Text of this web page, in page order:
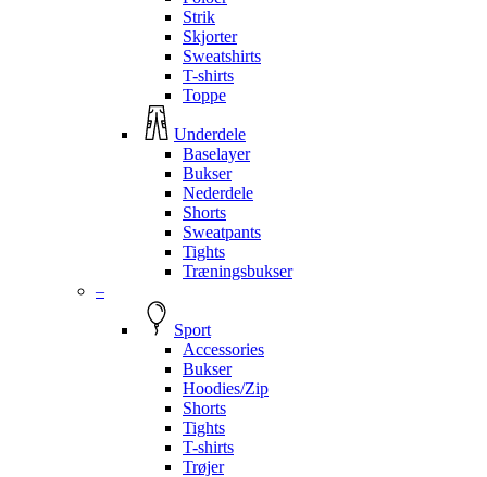
Strik
Skjorter
Sweatshirts
T-shirts
Toppe
Underdele
Baselayer
Bukser
Nederdele
Shorts
Sweatpants
Tights
Træningsbukser
–
Sport
Accessories
Bukser
Hoodies/Zip
Shorts
Tights
T-shirts
Trøjer